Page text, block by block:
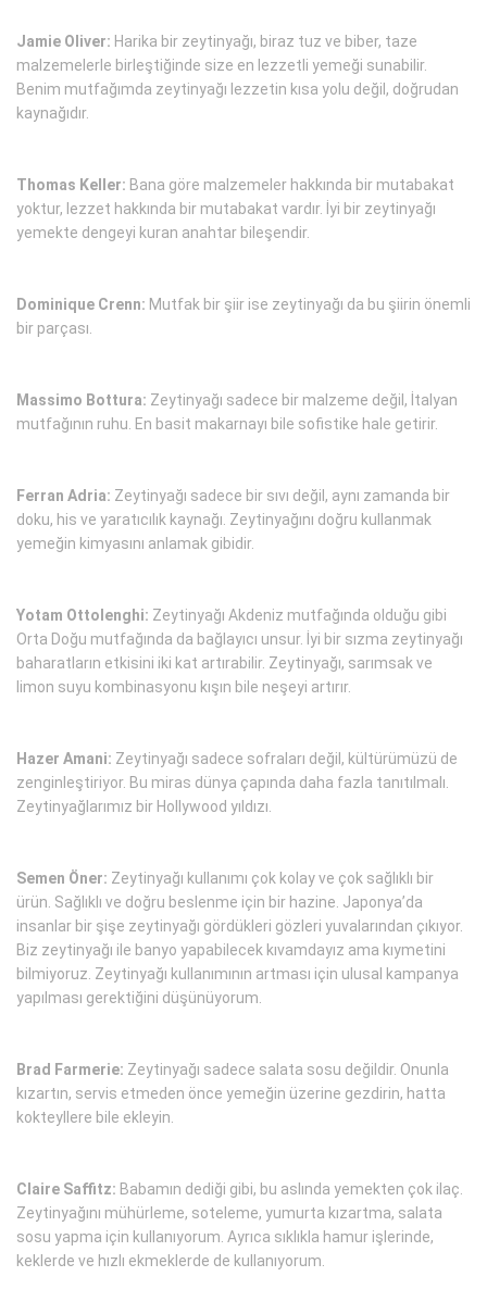
Jamie Oliver: Harika bir zeytinyağı, biraz tuz ve biber, taze
malzemelerle birleştiğinde size en lezzetli yemeği sunabilir.
Benim mutfağımda zeytinyağı lezzetin kısa yolu değil, doğrudan
kaynağıdır.
Thomas Keller: Bana göre malzemeler hakkında bir mutabakat
yoktur, lezzet hakkında bir mutabakat vardır. İyi bir zeytinyağı
yemekte dengeyi kuran anahtar bileşendir.
Dominique Crenn: Mutfak bir şiir ise zeytinyağı da bu şiirin önemli
bir parçası.
Massimo Bottura: Zeytinyağı sadece bir malzeme değil, İtalyan
mutfağının ruhu. En basit makarnayı bile sofistike hale getirir.
Ferran Adria: Zeytinyağı sadece bir sıvı değil, aynı zamanda bir
doku, his ve yaratıcılık kaynağı. Zeytinyağını doğru kullanmak
yemeğin kimyasını anlamak gibidir.
Yotam Ottolenghi: Zeytinyağı Akdeniz mutfağında olduğu gibi
Orta Doğu mutfağında da bağlayıcı unsur. İyi bir sızma zeytinyağı
baharatların etkisini iki kat artırabilir. Zeytinyağı, sarımsak ve
limon suyu kombinasyonu kışın bile neşeyi artırır.
Hazer Amani: Zeytinyağı sadece sofraları değil, kültürümüzü de
zenginleştiriyor. Bu miras dünya çapında daha fazla tanıtılmalı.
Zeytinyağlarımız bir Hollywood yıldızı.
Semen Öner: Zeytinyağı kullanımı çok kolay ve çok sağlıklı bir
ürün. Sağlıklı ve doğru beslenme için bir hazine. Japonya’da
insanlar bir şişe zeytinyağı gördükleri gözleri yuvalarından çıkıyor.
Biz zeytinyağı ile banyo yapabilecek kıvamdayız ama kıymetini
bilmiyoruz. Zeytinyağı kullanımının artması için ulusal kampanya
yapılması gerektiğini düşünüyorum.
Brad Farmerie: Zeytinyağı sadece salata sosu değildir. Onunla
kızartın, servis etmeden önce yemeğin üzerine gezdirin, hatta
kokteyllere bile ekleyin.
Claire Saffitz: Babamın dediği gibi, bu aslında yemekten çok ilaç.
Zeytinyağını mühürleme, soteleme, yumurta kızartma, salata
sosu yapma için kullanıyorum. Ayrıca sıklıkla hamur işlerinde,
keklerde ve hızlı ekmeklerde de kullanıyorum.